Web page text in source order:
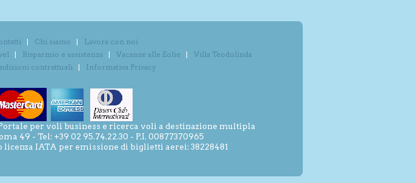
Chi siamo
Lavora con noi
Risparmio e assistenza Vacanze alle Eolie
Villa Teodolinda
contrattuali Informativa Privacy
per voli business e ricerca voli a destinazione multipla
49 - Tel: +39 02 95.74.22.30 - P.I. 00877370965
licenza IATA per emissione di biglietti aerei: 38228481